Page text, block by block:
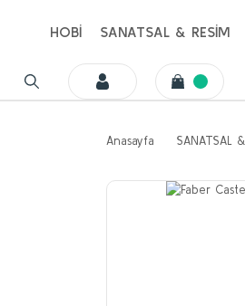
HOBİ SANATSAL & RESİM
Anasayfa SANATSAL